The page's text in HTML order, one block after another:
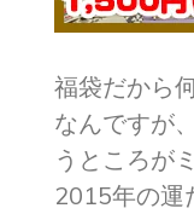
福袋だから
なんですが
うところが
2015年の運